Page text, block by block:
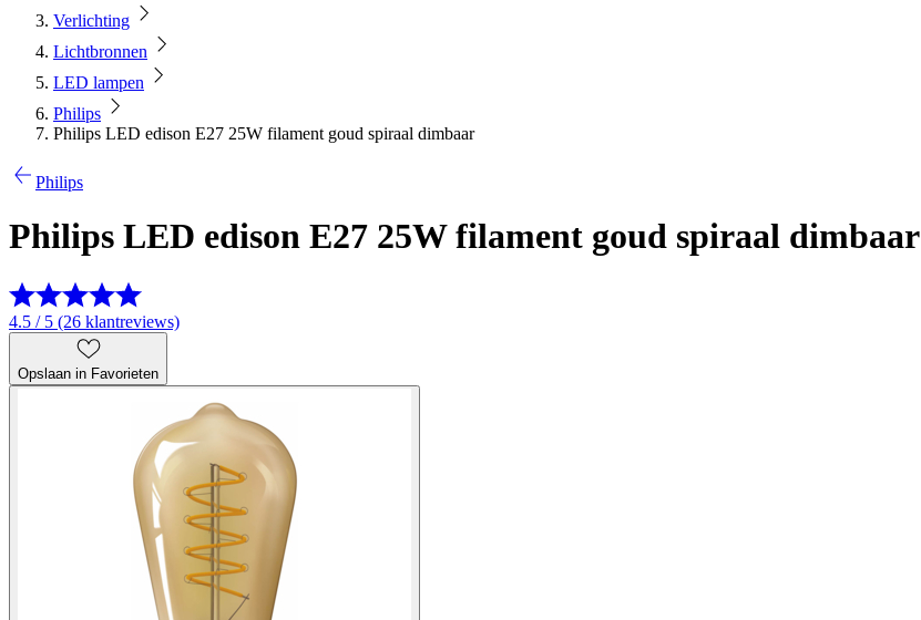
Verlichting
Lichtbronnen
LED lampen
Philips
Philips LED edison E27 25W filament goud spiraal dimbaar
Philips
Philips LED edison E27 25W filament goud spiraal dimbaar
4.5 / 5 (26 klantreviews)
Opslaan in Favorieten